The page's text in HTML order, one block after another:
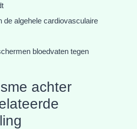
de algehele cardiovasculaire
bloedvaten tegen
achter